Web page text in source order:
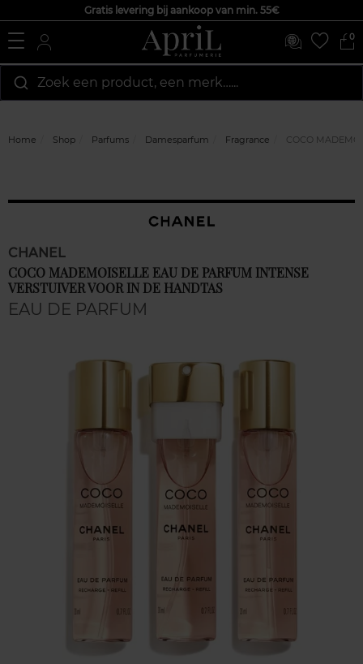
Gratis levering bij aankoop van min. 55€
0
Zoek een product, een merk…...
Home Shop Parfums Damesparfum Fragrance COCO
CHANEL
COCO MADEMOISELLE EAU DE PARFUM INTENSE
VERSTUIVER VOOR IN DE HANDTAS
EAU DE PARFUM